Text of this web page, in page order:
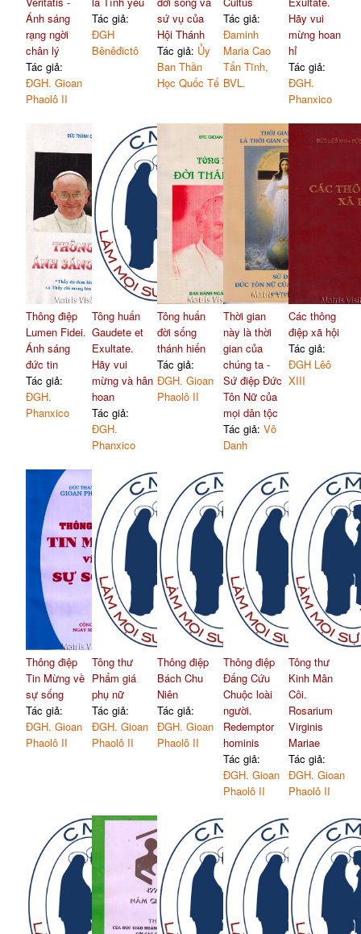
Ánh sáng
rạng ngời
chân lý
Tác giả:
ĐGH. Gioan
Phaolô II
Tác giả:
ĐGH
Bênêđictô
sứ vụ của
Hội Thánh
Tác giả: Ủy
Ban Thần
Học Quốc Tế
Tác giả:
Đaminh
Maria Cao
Tấn Tĩnh,
BVL.
Hãy vui
mừng hoan
hỉ
Tác giả:
ĐGH.
Phanxico
Thông điệp
Lumen Fidei.
Ánh sáng
đức tin
Tác giả:
ĐGH.
Phanxico
Tông huấn
Gaudete et
Exultate.
Hãy vui
mừng và hân
hoan
Tác giả:
ĐGH.
Phanxico
Tông huấn
đời sống
thánh hiến
Tác giả:
ĐGH. Gioan
Phaolô II
Thời gian
này là thời
gian của
chúng ta -
Sứ điệp Đức
Tôn Nữ của
mọi dân tộc
Tác giả: Vô
Danh
Các thông
điệp xã hội
Tác giả:
ĐGH Lêô
XIII
Thông điệp
Tin Mừng về
sự sống
Tác giả:
ĐGH. Gioan
Phaolô II
Tông thư
Phẩm giá
phụ nữ
Tác giả:
ĐGH. Gioan
Phaolô II
Thông điệp
Bách Chu
Niên
Tác giả:
ĐGH. Gioan
Phaolô II
Thông điệp
Đấng Cứu
Chuộc loài
người.
Redemptor
hominis
Tác giả:
ĐGH. Gioan
Phaolô II
Tông thư
Kinh Mân
Côi.
Rosarium
Virginis
Mariae
Tác giả:
ĐGH. Gioan
Phaolô II